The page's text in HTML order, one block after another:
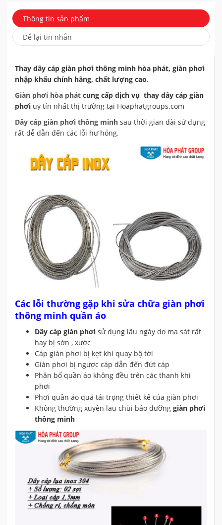
Thông tin sản phẩm
Để lại tin nhắn
Thay dây cáp giàn phơi thông minh hòa phát, giàn phơi
nhập khẩu chính hãng, chất lượng cao.
Giàn phơi hòa phát cung cấp dịch vụ thay dây cáp giàn
phơi uy tín nhất thị trường tại Hoaphatgroups.com
Dây cáp giàn phơi thông minh sau thời gian dài sử dụng
rất dễ dẫn đến các lỗi hư hỏng.
Các lỗi thường gặp khi sửa chữa giàn phơi
thông minh quần áo
Dây cáp giàn phơi sử dụng lâu ngày do ma sát rất
hay bị sờn , xước
Cáp giàn phơi bị kẹt khi quay bộ tời
Giàn phơi bị ngược cáp dẫn đến đứt cáp
Phân bổ quần áo không đều trên các thanh khi
phơi
Phơi quần áo quá tải trọng thiết kế của giàn phơi
Không thường xuyên lau chùi bảo dưỡng giàn phơi
thông minh